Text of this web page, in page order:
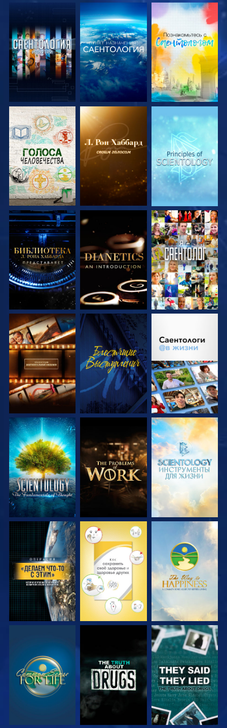
СМОТРЕТЬ
ПЕРЕДАЧИ
СМОТРЕТЬ
ПЕРЕДАЧИ
СМОТРЕТЬ
ПЕРЕДАЧИ
СМОТРЕТЬ
ПЕРЕДАЧИ
СМОТРЕТЬ
ПЕРЕДАЧИ
СМОТРЕТЬ
СМОТРЕТЬ
ПЕРЕДАЧИ
СМОТРЕТЬ
СМОТРЕТЬ
СМОТРЕТЬ
ПЕРЕДАЧИ
СМОТРЕТЬ
ПЕРЕДАЧИ
СМОТРЕТЬ
ПЕРЕДАЧИ
СМОТРЕТЬ СМОТРЕТЬ СМОТРЕТЬ
СМОТРЕТЬ СМОТРЕТЬ СМОТРЕТЬ